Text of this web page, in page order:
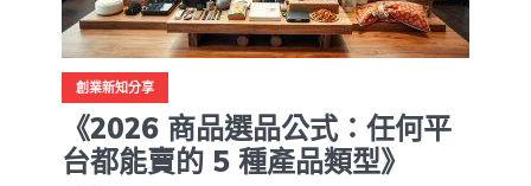
創業新知分享
《2026 商品選品公式：任何平
台都能賣的 5 種產品類型》